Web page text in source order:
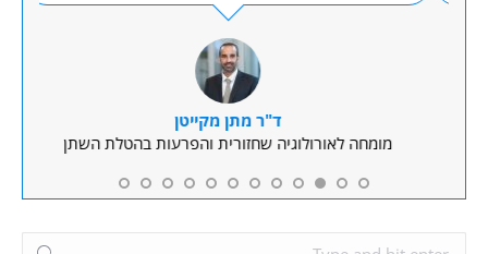
ד"ר מתן מקייטן
מומחה לאורולוגיה שחזורית והפרעות בהטלת השתן